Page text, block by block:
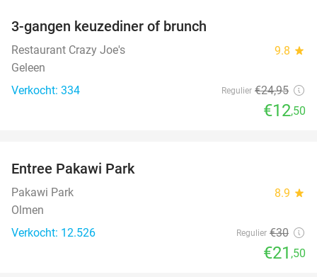
3-gangen keuzediner of brunch
Restaurant Crazy Joe's 9.8 star
Geleen
Verkocht: 334
Regulier €24,95
€12,50
Entree Pakawi Park
Pakawi Park 8.9 star
Olmen
Verkocht: 12.526
Regulier €30
€21 ,50